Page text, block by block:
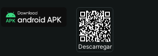
Descarregar